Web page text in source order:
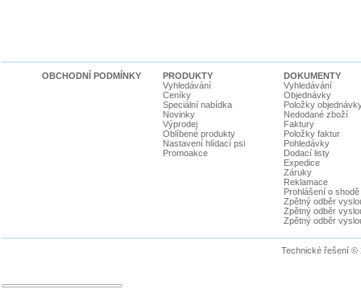
OBCHODNÍ PODMÍNKY
PRODUKTY
Vyhledávání
Ceníky
Speciální nabídka
Novinky
Výprodej
Oblíbené produkty
Nastavení hlídací psi
Promoakce
DOKUMENTY
Vyhledávání
Objednávky
Položky
Nedodané zboží
Faktury
Položky faktur
Pohledávky
Dodací listy
Expedice
Záruky
Reklamace
Prohlášení o shodě
Zpětný odběr
Zpětný odběr
Zpětný odběr
Technické řešení ©